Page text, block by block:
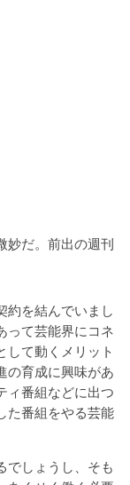
だ。前出の週刊
約を結んでいまし
って芸能界にコネ
して動くメリット
の育成に興味があ
ィ番組などに出つ
た番組をやる芸能
でしょうし、そも